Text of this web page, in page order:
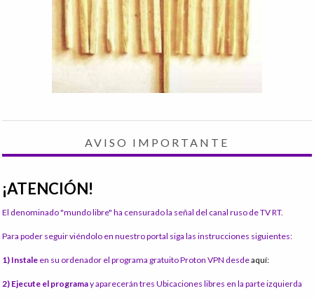
AVISO IMPORTANTE
¡ATENCIÓN!
El denominado "mundo libre" ha censurado la señal del canal ruso de TV RT.
Para poder seguir viéndolo en nuestro portal siga las instrucciones siguientes:
1) Instale en su ordenador el programa gratuito Proton VPN desdeaquí:
2) Ejecute el programay aparecerán tres Ubicaciones libres en la parte izquierda